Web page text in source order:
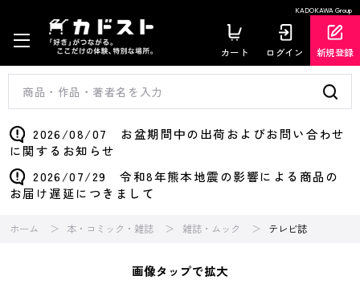
KADOKAWA Group
カート ログイン 新規登録
2026/08/07 お盆期間中の出荷およびお問い合わせ
に関するお知らせ
2026/07/29 令和8年熊本地震の影響による商品の
お届け遅延につきまして
ホーム 本・コミック・雑誌 雑誌・ムック テレビ誌
画像タップで拡大